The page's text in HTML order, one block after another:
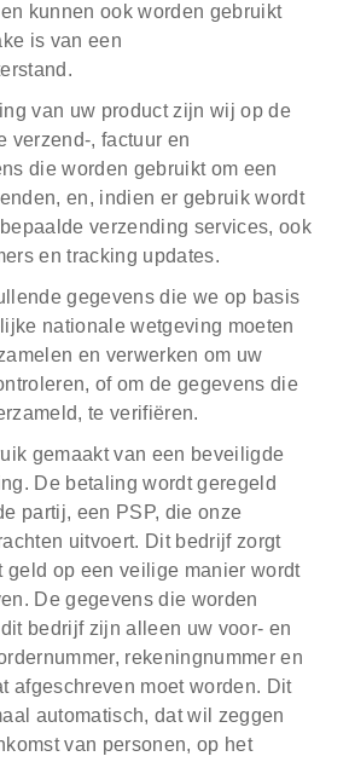
kunnen ook worden gebruikt
is van een
van uw product zijn wij op de
verzend-, factuur en
die worden gebruikt om een
en, indien er gebruik wordt
verzending services, ook
en tracking updates.
gegevens die we op basis
nationale wetgeving moeten
en verwerken om uw
of om de gegevens die
te verifiëren.
gemaakt van een beveiligde
De betaling wordt geregeld
partij, een PSP, die onze
uitvoert. Dit bedrijf zorgt
geld op een veilige manier wordt
De gegevens die worden
bedrijf zijn alleen uw voor- en
rekeningnummer en
afgeschreven moet worden. Dit
automatisch, dat wil zeggen
van personen, op het